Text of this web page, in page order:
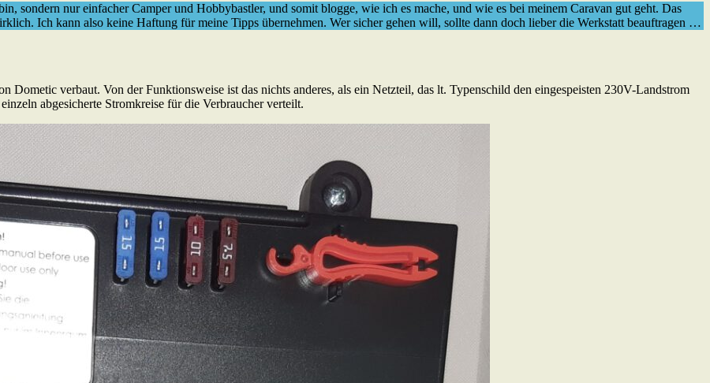
sondern nur einfacher Camper und Hobbybastler, und somit blogge, wie ich es mache, und wie es bei meinem Caravan gut geht. Das
Ich kann also keine Haftung für meine Tipps übernehmen. Wer sicher gehen will, sollte dann doch lieber die Werkstatt beauftragen …
verbaut. Von der Funktionsweise ist das nichts anderes, als ein Netzteil, das lt. Typenschild den eingespeisten 230V-Landstrom
abgesicherte Stromkreise für die Verbraucher verteilt.